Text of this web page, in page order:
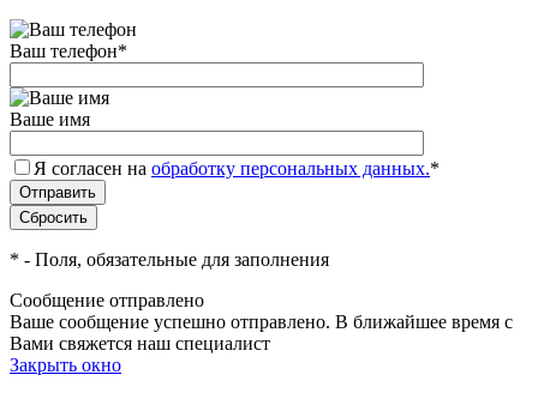
Ваш телефон*
Ваше имя
Я согласен на обработку персональных данных.*
* - Поля, обязательные для заполнения
Сообщение отправлено
Ваше сообщение успешно отправлено. В ближайшее время с
Вами свяжется наш специалист
Закрыть окно